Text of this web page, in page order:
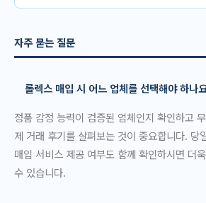
자주 묻는 질문
롤렉스 매입 시 어느 업체를 선택해야 하나
정품 감정 능력이 검증된 업체인지 확인하고
제 거래 후기를 살펴보는 것이 중요합니다. 당
매입 서비스 제공 여부도 함께 확인하시면 더
수 있습니다.